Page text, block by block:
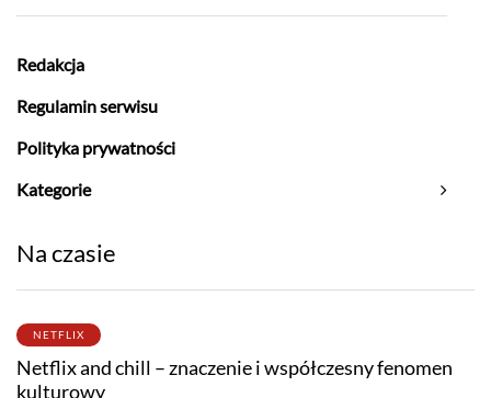
Redakcja
Regulamin serwisu
Polityka prywatności
Kategorie
Na czasie
NETFLIX
Netflix and chill – znaczenie i współczesny fenomen
kulturowy